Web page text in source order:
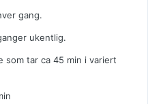
gang.
ukentlig.
som tar ca 45 min i variert